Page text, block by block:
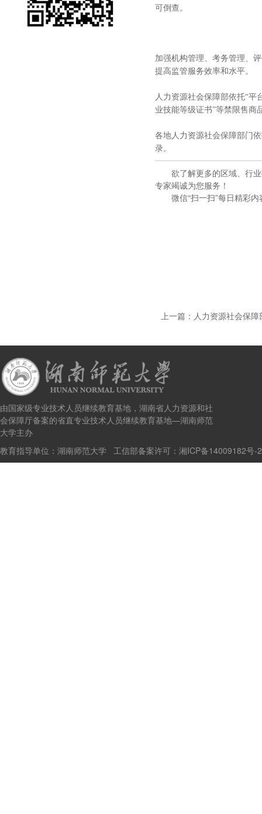
可倒查。
加强机构管理、考务管理、
提高监管服务效率和水平。
人力资源社会保障部依托“平
业技能等级证书”等禁限售商
各地人力资源社会保障部门
录。
欲了解更多的区域、行
专家竭诚为您服务！
微信“扫一扫”每日精彩
上一篇： 人力资源社会保
由国家级专业技术人员继续教育基地，湖南省人力资源和社
会保障厅备案的省直专业技术人员继续教育基地—湖南师范
大学主办
教育指导单位：湖南师范大学 工信部备案许可： 湘ICP备14009182号-2